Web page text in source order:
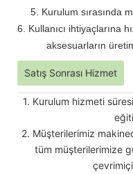
5. Kurulum sırasında
6. Kullanıcı ihtiyaçlarına
aksesuarların
Satış Sonrası Hizmet
1. Kurulum hizmeti
2. Müşterilerimiz
tüm müşterilerimize